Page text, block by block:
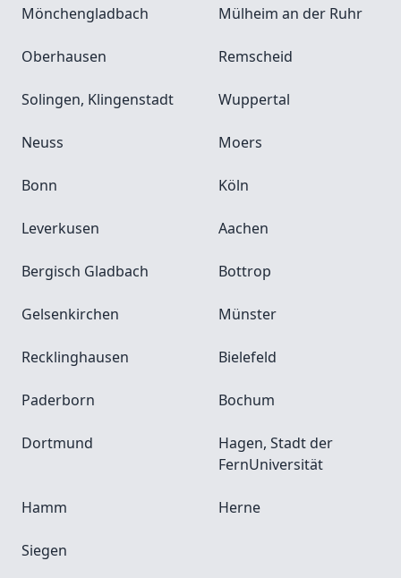
Mönchengladbach Mülheim an der Ruhr
Oberhausen Remscheid
Solingen, Klingenstadt Wuppertal
Neuss Moers
Bonn Köln
Leverkusen Aachen
Bergisch Gladbach Bottrop
Gelsenkirchen Münster
Recklinghausen Bielefeld
Paderborn Bochum
Dortmund
Hagen, Stadt der
FernUniversität
Hamm Herne
Siegen